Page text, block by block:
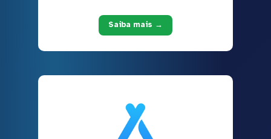
Saiba mais →